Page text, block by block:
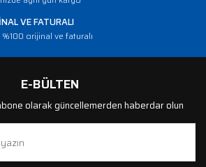
VE FATURALI
orijinal ve faturalı
E-BÜLTEN
olarak güncellemerden haberdar olun